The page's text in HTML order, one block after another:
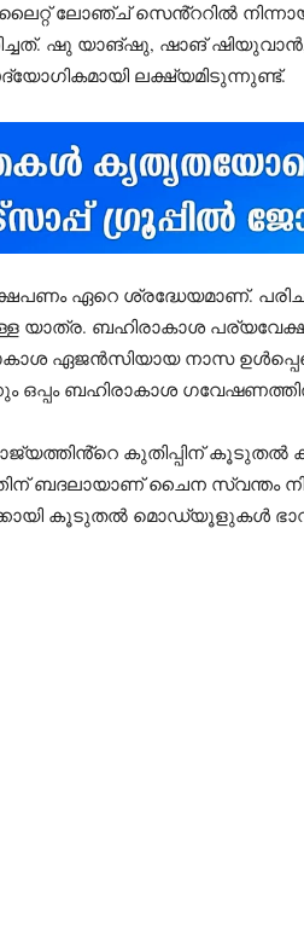
ലോഞ്ച് സെൻ്ററിൽ
ഷു യാങ്ഷു, ഷാങ്
ലക്ഷ്യമിടുന്നുണ്ട്.
ഏറെ ശ്രദ്ധേയമാണ്.
യാത്ര. ബഹിരാകാശ
ഏജൻസിയായ നാസ
ഒപ്പം ബഹിരാകാശ
കുതിപ്പിന്
ബദലായാണ് ചൈന
കൂടുതൽ മൊഡ്യൂളുകൾ